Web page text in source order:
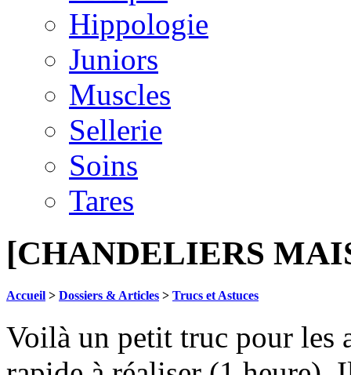
Hippologie
Juniors
Muscles
Sellerie
Soins
Tares
[CHANDELIERS
Accueil > Dossiers & Articles > Trucs et Astuces
Voilà un petit truc pour les